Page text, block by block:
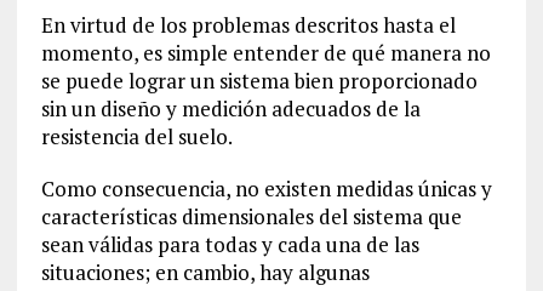
En virtud de los problemas descritos hasta el
momento, es simple entender de qué manera no
se puede lograr un sistema bien proporcionado
sin un diseño y medición adecuados de la
resistencia del suelo.
Como consecuencia, no existen medidas únicas y
características dimensionales del sistema que
sean válidas para todas y cada una de las
situaciones; en cambio, hay algunas